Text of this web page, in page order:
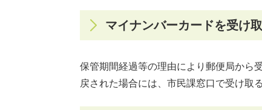
マイナンバーカードを受け
保管期間経過等の理由により郵便局から
戻された場合には、市民課窓口で受け取